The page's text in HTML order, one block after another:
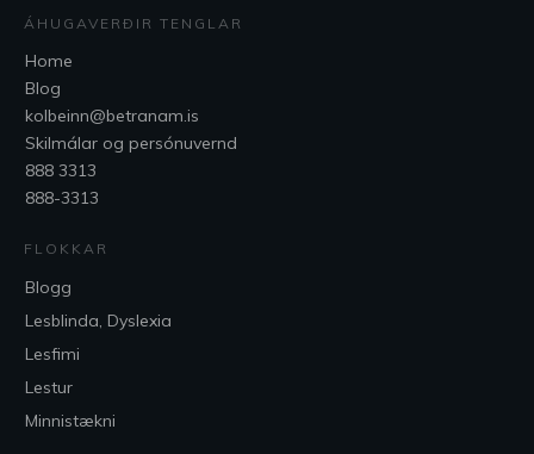
ÁHUGAVERÐIR TENGLAR
Home
Blog
kolbeinn@betranam.is
Skilmálar og persónuvernd
888 3313
888-3313
FLOKKAR
Blogg
Lesblinda, Dyslexia
Lesfimi
Lestur
Minnistækni